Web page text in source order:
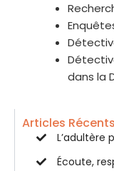
dans la
Articles Récents
L’adultère
Écoute,